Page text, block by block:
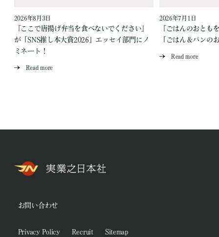
2026年8月3日
『ここで唐揚げ弁当を食べないでください』
が「SNS推し本大賞2026」エッセイ部門にノ
ミネート！
Read more
2026年7月1日
『ごはんのおとも
「ごはん＆パンの
Read more
お問い合わせ
Privacy Policy Recruit Sitemap